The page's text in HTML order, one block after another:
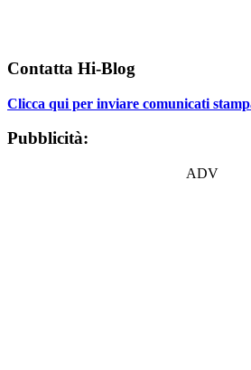
Contatta Hi-Blog
Clicca qui per inviare comunicati
Pubblicità:
ADV